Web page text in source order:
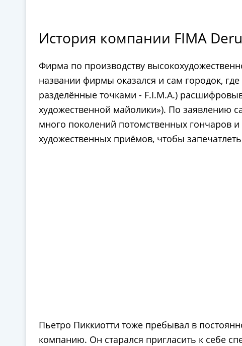
История компании FIMA
Фирма по производству
названии фирмы оказался и сам городок,
разделённые точками - F.I.M.A.)
художественной майолики»). По заявлению
много поколений потомственных гончаров
художественных приёмов, чтобы
Пьетро Пиккиотти тоже пребывал в
компанию. Он старался пригласить к себе